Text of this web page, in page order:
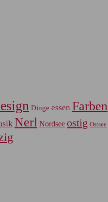
Dinge essen Farben
Nerl Nordsee ostig Ostsee